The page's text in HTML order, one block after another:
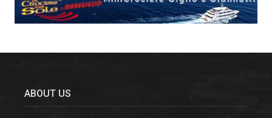
ABOUT US